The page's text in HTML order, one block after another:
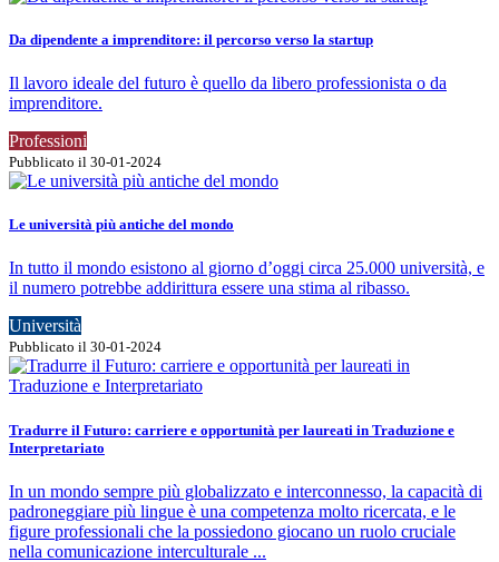
Da dipendente a imprenditore: il percorso verso la startup
Il lavoro ideale del futuro è quello da libero professionista o da
imprenditore.
Professioni
Pubblicato il 30-01-2024
Le università più antiche del mondo
In tutto il mondo esistono al giorno d’oggi circa 25.000 università, e
il numero potrebbe addirittura essere una stima al ribasso.
Università
Pubblicato il 30-01-2024
Tradurre il Futuro: carriere e opportunità per laureati in Traduzione e
Interpretariato
In un mondo sempre più globalizzato e interconnesso, la capacità di
padroneggiare più lingue è una competenza molto ricercata, e le
figure professionali che la possiedono giocano un ruolo cruciale
nella comunicazione interculturale ...